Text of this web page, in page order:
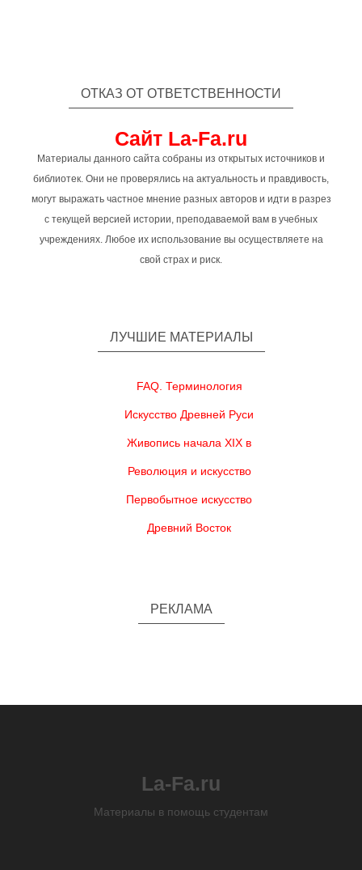
ОТКАЗ ОТ ОТВЕТСТВЕННОСТИ
Сайт La-Fa.ru
Материалы данного сайта собраны из открытых источников и
библиотек. Они не проверялись на актуальность и правдивость,
могут выражать частное мнение разных авторов и идти в разрез
с текущей версией истории, преподаваемой вам в учебных
учреждениях. Любое их использование вы осуществляете на
свой страх и риск.
ЛУЧШИЕ МАТЕРИАЛЫ
FAQ. Терминология
Искусство Древней Руси
Живопись начала XIX в
Революция и искусство
Первобытное искусство
Древний Восток
РЕКЛАМА
La-Fa.ru
Материалы в помощь студентам